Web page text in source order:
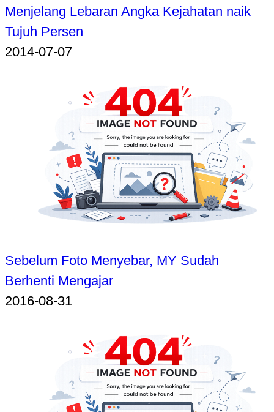
Menjelang Lebaran Angka Kejahatan naik
Tujuh Persen
2014-07-07
Sebelum Foto Menyebar, MY Sudah
Berhenti Mengajar
2016-08-31